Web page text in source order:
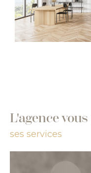
L'agence
ses services